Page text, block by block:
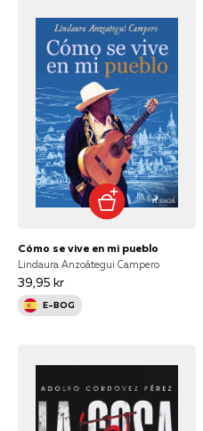
Cómo se vive en mi pueblo
Lindaura Anzoátegui Campero
39,95 kr
E-BOG